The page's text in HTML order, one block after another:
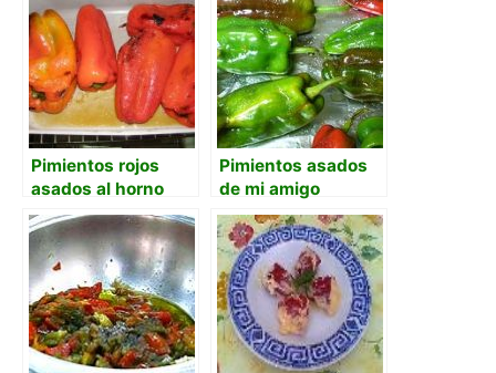
Pimientos rojos
asados al horno
Pimientos asados
de mi amigo
Modesto de
Quintueles